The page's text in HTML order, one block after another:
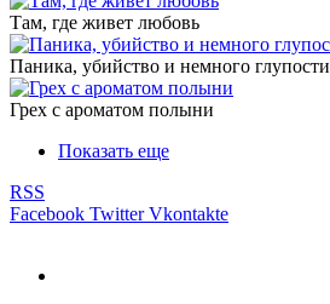
Там, где живет любовь
Паника, убийство и немного глупости
Грех с ароматом полыни
Показать еще
RSS
Facebook Twitter Vkontakte